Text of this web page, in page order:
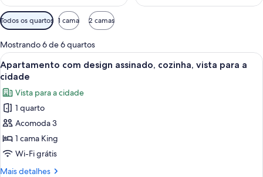
Filtros
disponíveis
para
os
quartos
Todos os quartos 1 cama 2 camas
Mostrando 6 de 6 quartos
Carrega
todas
as
fotos
de
Apartamento
com
design
assinado,
Apartamento com design assinado,
18
Apartamento com design assinado, cozinha, vista para a
cidade
Vista para a cidade
1 quarto
Acomoda 3
1 cama King
Wi-Fi grátis
Mais detalhes
Mais